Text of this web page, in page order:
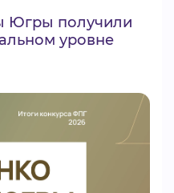
Югры получили
уровне